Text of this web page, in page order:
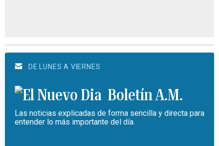
DE LUNES A VIERNES
Boletín A.M.
Las noticias explicadas de forma sencilla y directa para
entender lo más importante del día.